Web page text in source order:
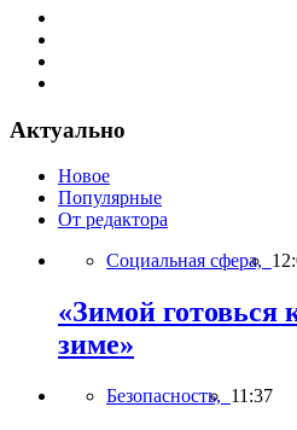
Актуально
Новое
Популярные
От редактора
Социальная сфера,
«Зимой готовься
зиме»
Безопасность, 11:37